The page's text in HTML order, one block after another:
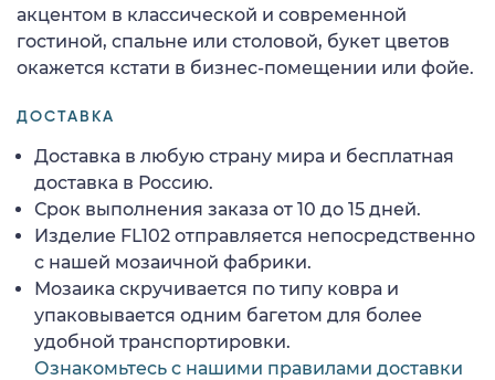
акцентом в классической и современной
гостиной, спальне или столовой, букет цветов
окажется кстати в бизнес-помещении или фойе.
ДОСТАВКА
Доставка в любую страну мира и бесплатная
доставка в Россию.
Срок выполнения заказа от 10 до 15 дней.
Изделие FL102 отправляется непосредственно
с нашей мозаичной фабрики.
Мозаика скручивается по типу ковра и
упаковывается одним багетом для более
удобной транспортировки.
Ознакомьтесь с нашими правилами доставки